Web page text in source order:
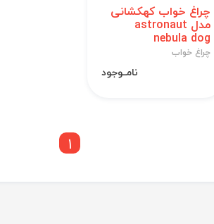
چراغ خواب کهکشانی
مدل astronaut
nebula dog
چراغ خواب
نامــوجود
1